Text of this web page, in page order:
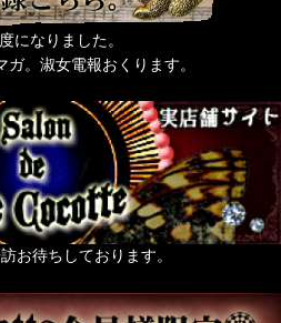
になりました。
。淑女電報おくります。
お待ちしております。